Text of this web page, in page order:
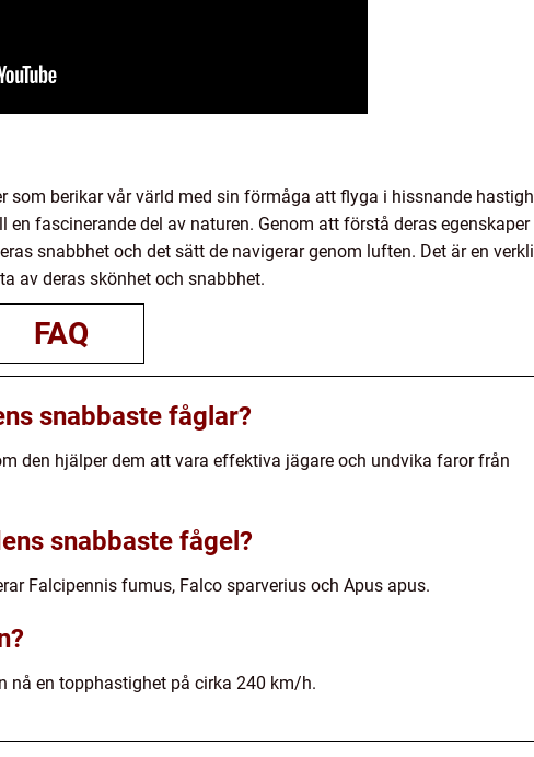
berikar vår värld med sin förmåga att flyga i hissnande
fascinerande del av naturen. Genom att förstå deras egenskaper
snabbhet och det sätt de navigerar genom luften. Det är en
av deras skönhet och snabbhet.
FAQ
snabbaste fåglar?
den hjälper dem att vara effektiva jägare och undvika faror från
snabbaste fågel?
Falcipennis fumus, Falco sparverius och Apus apus.
nå en topphastighet på cirka 240 km/h.